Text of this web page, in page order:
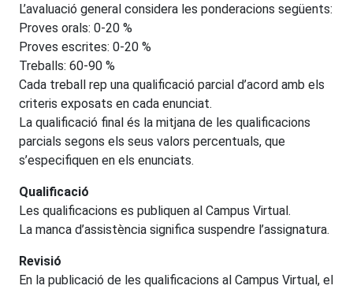
L’avaluació general considera les ponderacions següents:
Proves orals: 0-20 %
Proves escrites: 0-20 %
Treballs: 60-90 %
Cada treball rep una qualificació parcial d’acord amb els
criteris exposats en cada enunciat.
La qualificació final és la mitjana de les qualificacions
parcials segons els seus valors percentuals, que
s’especifiquen en els enunciats.
Qualificació
Les qualificacions es publiquen al Campus Virtual.
La manca d’assistència significa suspendre l’assignatura.
Revisió
En la publicació de les qualificacions al Campus Virtual, el